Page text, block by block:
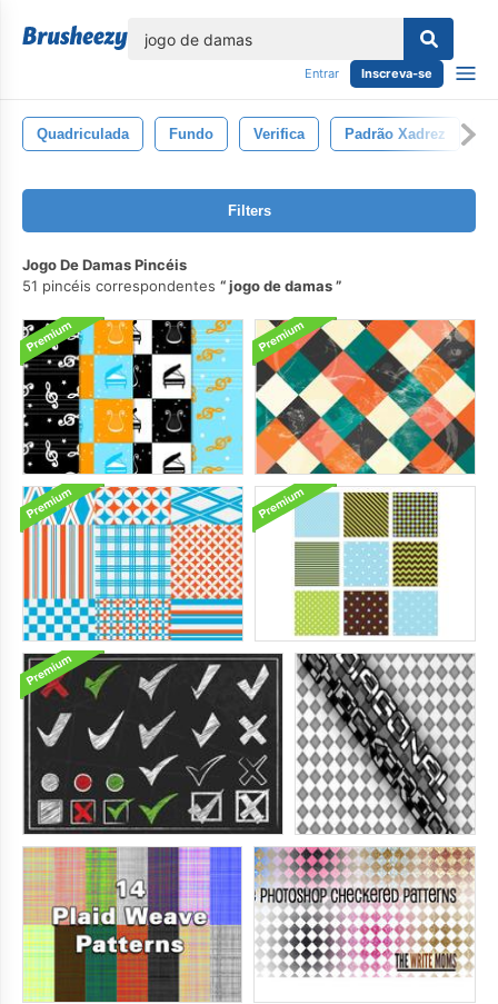
Entrar Inscreva-se
Quadriculada Fundo Verifica Padrão Xadrez
Filters
Jogo De Damas Pincéis
51 pincéis correspondentes
jogo de damas